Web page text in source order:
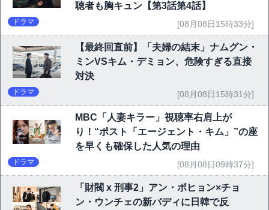
聴者も胸キュン【第3話第4話】
ドラマ [08月08日15時33分]
【最終回直前】「夫婦の結末」ナムグン・
ミンVSキム・デミョン、危険すぎる直接
対決
ドラマ [08月08日15時31分]
MBC「人妻キラー」視聴率右肩上が
り！“ポスト「エージェント・キム」”の座
を早くも確保した人気の理由
ドラマ [08月08日09時37分]
「財閥 x 刑事2」アン・ボヒョン×チョ
ン・ウンチェの新バディに日韓で反